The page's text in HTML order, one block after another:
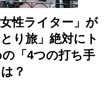
性ライター」が
り旅」絶対にト
「4つの打ち手
？